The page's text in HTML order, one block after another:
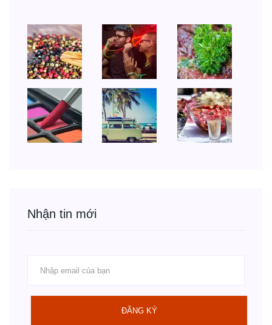
Nhận tin mới
ĐĂNG KÝ